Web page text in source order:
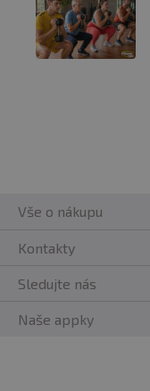
Vše o nákupu
Kontakty
Sledujte nás
Naše appky